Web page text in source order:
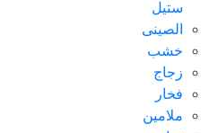
ستيل
الصينى
خشب
زجاج
فخار
ملامين